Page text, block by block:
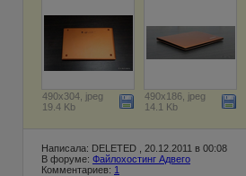
490x304, jpeg
19.4 Kb
490x186, jpeg
14.1 Kb
Написала: DELETED , 20.12.2011 в 00:08
В форуме: Файлохостинг Адвего
Комментариев: 1